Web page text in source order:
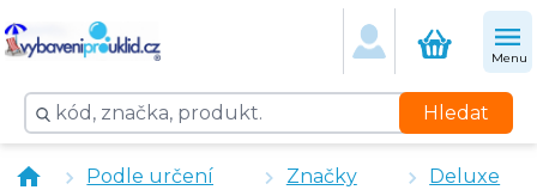
Deluxe Silky White 50 ks - opakovaně použitelné
Menu
Hledat
Podle určení Značky Deluxe